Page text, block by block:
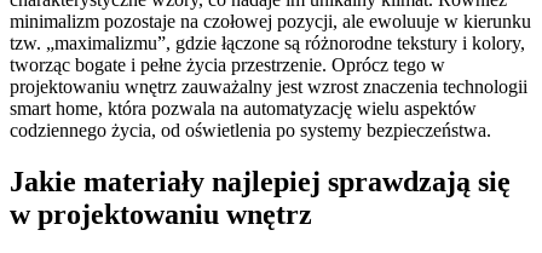
minimalizm pozostaje na czołowej pozycji, ale ewoluuje w kierunku
tzw. „maximalizmu”, gdzie łączone są różnorodne tekstury i kolory,
tworząc bogate i pełne życia przestrzenie. Oprócz tego w
projektowaniu wnętrz zauważalny jest wzrost znaczenia technologii
smart home, która pozwala na automatyzację wielu aspektów
codziennego życia, od oświetlenia po systemy bezpieczeństwa.
Jakie materiały najlepiej sprawdzają się
w projektowaniu wnętrz